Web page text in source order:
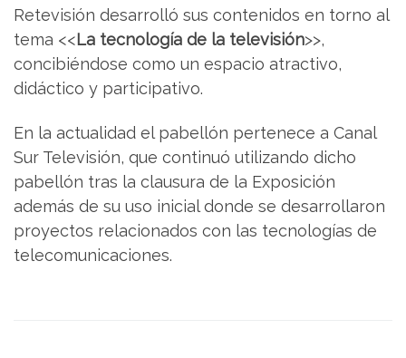
Retevisión desarrolló sus contenidos en torno al
tema <<La tecnología de la televisión>>,
concibiéndose como un espacio atractivo,
didáctico y participativo.
En la actualidad el pabellón pertenece a Canal
Sur Televisión, que continuó utilizando dicho
pabellón tras la clausura de la Exposición
además de su uso inicial donde se desarrollaron
proyectos relacionados con las tecnologías de
telecomunicaciones.